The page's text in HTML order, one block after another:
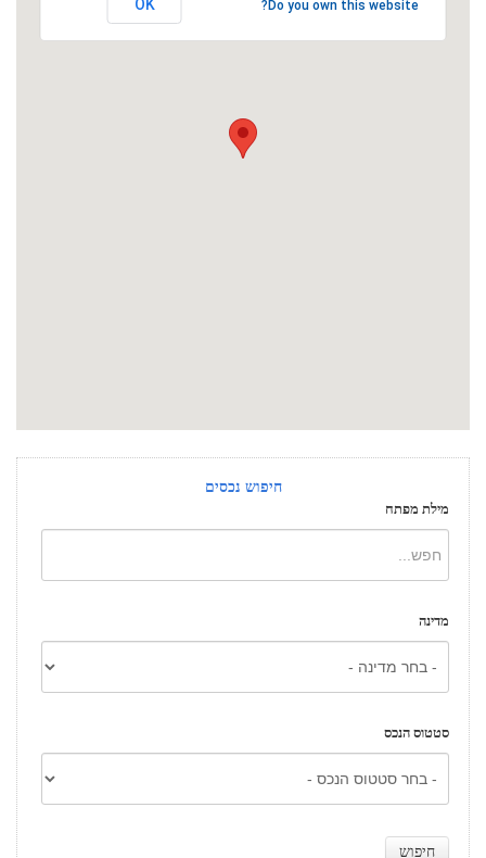
Do you own this website?
OK
חיפוש נכסים
מילת מפתח
מדינה
סטטוס הנכס